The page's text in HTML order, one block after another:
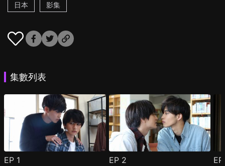
日本 影集
集數列表
EP 1 EP 2